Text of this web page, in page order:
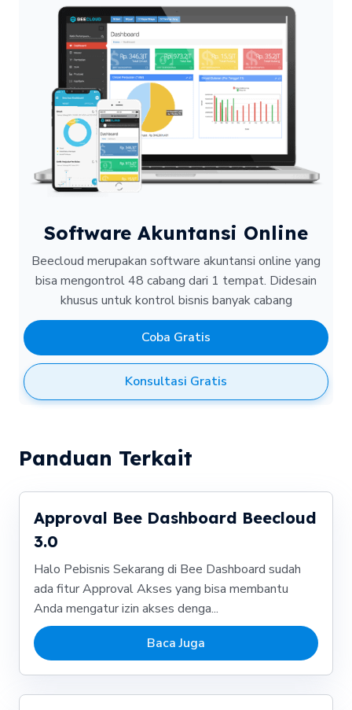
Software Akuntansi Online
Beecloud merupakan software akuntansi online yang
bisa mengontrol 48 cabang dari 1 tempat. Didesain
khusus untuk kontrol bisnis banyak cabang
Coba Gratis
Konsultasi Gratis
Panduan Terkait
Approval Bee Dashboard Beecloud
3.0
Halo Pebisnis Sekarang di Bee Dashboard sudah
ada fitur Approval Akses yang bisa membantu
Anda mengatur izin akses denga...
Baca Juga